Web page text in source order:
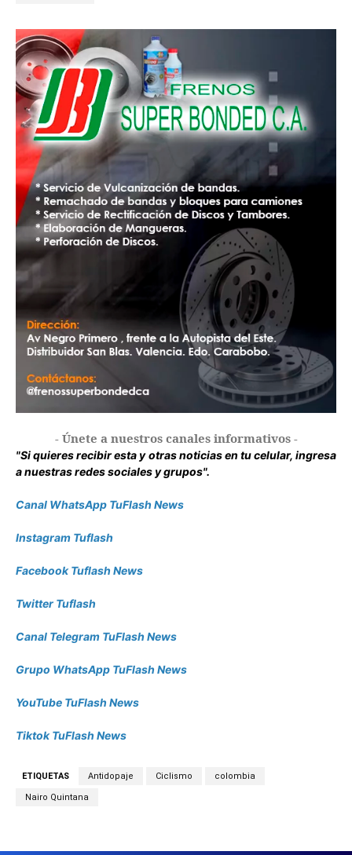
- Únete a nuestros canales informativos -
"Si quieres recibir esta y otras noticias en tu celular, ingresa
a nuestras redes sociales y grupos".
Canal WhatsApp TuFlash News
Instagram Tuflash
Facebook Tuflash News
Twitter Tuflash
Canal Telegram TuFlash News
Grupo WhatsApp TuFlash News
YouTube TuFlash News
Tiktok TuFlash News
ETIQUETAS Antidopaje Ciclismo colombia
Nairo Quintana